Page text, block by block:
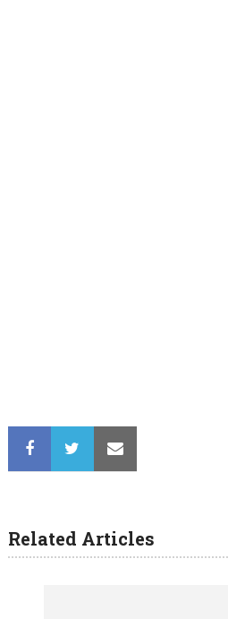
Related Articles